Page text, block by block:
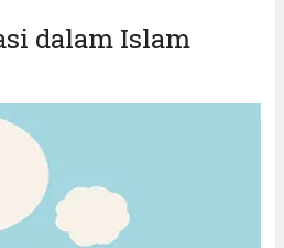
dalam Islam